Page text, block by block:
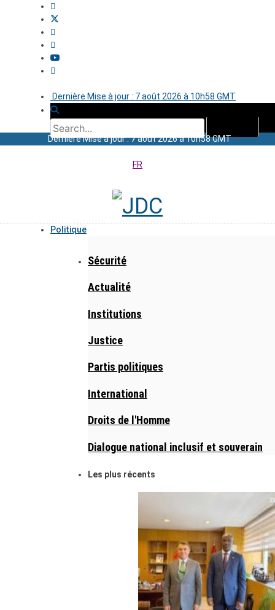
Dernière Mise à jour : 7 août 2026 à 10h58 GMT
Dernière Mise à jour : 7 août 2026 à 10h58 GMT
FR
Politique
Sécurité
Actualité
Institutions
Justice
Partis politiques
International
Droits de l'Homme
Dialogue national inclusif et souverain
Les plus récents